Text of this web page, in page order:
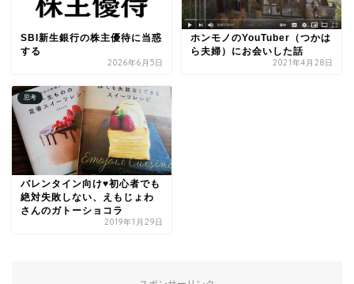
SBI新生銀行の株主優待に当惑
する
2026年6月5日
ホンモノのYouTuber（つかは
ら夫婦）にお会いした話
2021年4月28日
思考
バレンタイン向け♥初心者でも
絶対失敗しない、えもじょわ
さんのガトーショコラ
2019年1月29日